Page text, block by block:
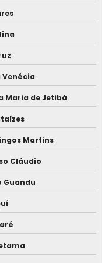
correr
empresas
Venécia
Maria de Jetibá
Martins
Cláudio
Guandu